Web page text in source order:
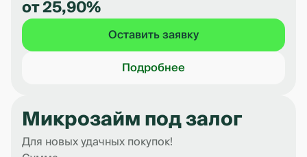
от 25,90%
Оставить заявку
Подробнее
Микрозайм под залог
Для новых удачных покупок!